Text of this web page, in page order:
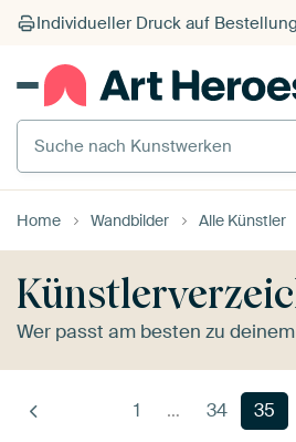
Suche nach Kunstwerken
Home Wandbilder Alle Künstler
Wer passt am besten zu
1 … 34 35